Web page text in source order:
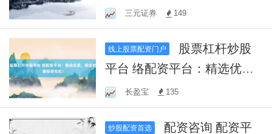
您把握投资机遇！
三元证券 149
线上股票配资门户
平台 络配资平台：精选优
质，助您把握投资先机！
长盈宝 135
炒股配资首选